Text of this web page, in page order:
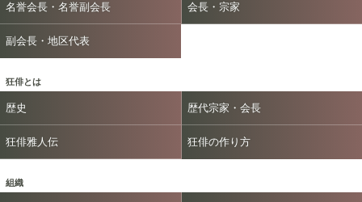
名誉会長・名誉副会長 会長・宗家
副会長・地区代表
狂俳とは
歴史 歴代宗家・会長
狂俳雅人伝 狂俳の作り方
組織